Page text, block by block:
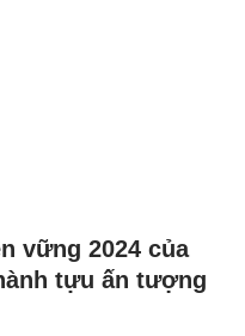
vững 2024 của
tựu ấn tượng